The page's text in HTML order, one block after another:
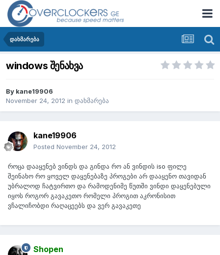
დახმარება
windows შენახვა
By kane19906
November 24, 2012 in დახმარება
kane19906
Posted November 24, 2012
როცა დააყენებ ვინდს და გინდა რო ან ვინდის iso ფილე
შეინახო რო ყოველ დაყენებაზე პროგები არ დააყენო თავიდან
უბრალოდ ჩატვირთო და რამოდენიმე წუთში ვინდი დაყენებული
იყოს როგორ გავაკეთო რომელი პროგით აკრონისით
ვჩალიჩობდი რაღაცეებს და ვერ გავაკეთე
Shopen